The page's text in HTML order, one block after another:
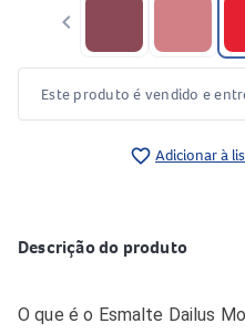
keyboard_arrow_left
Este produto é vendido e
favorite_border Adicionar à
Descrição do produto
O que é o Esmalte Dailus